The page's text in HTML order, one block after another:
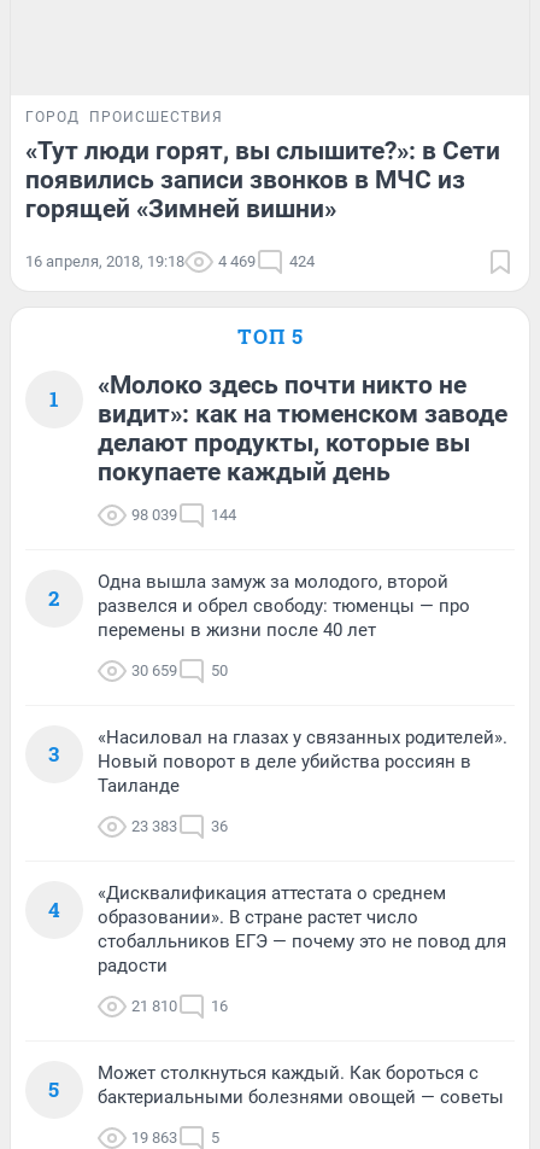
ГОРОД ПРОИСШЕСТВИЯ
«Тут люди горят, вы слышите?»: в Сети
появились записи звонков в МЧС из
горящей «Зимней вишни»
16 апреля, 2018, 19:18 4 469 424
ТОП 5
1
«Молоко здесь почти никто не
видит»: как на тюменском заводе
делают продукты, которые вы
покупаете каждый день
98 039 144
2
Одна вышла замуж за молодого, второй
развелся и обрел свободу: тюменцы — про
перемены в жизни после 40 лет
30 659 50
3
«Насиловал на глазах у связанных родителей».
Новый поворот в деле убийства россиян в
Таиланде
23 383 36
4
«Дисквалификация аттестата о среднем
образовании». В стране растет число
стобалльников ЕГЭ — почему это не повод для
радости
21 810 16
5
Может столкнуться каждый. Как бороться с
бактериальными болезнями овощей — советы
19 863 5